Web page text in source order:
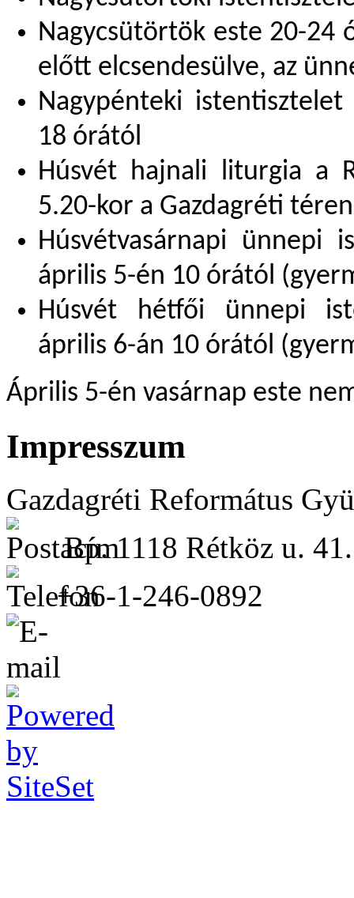
Nagycsütörtök este 20-24
előtt elcsendesülve, az
Nagypénteki istentisztelet
18 órától
Húsvét hajnali liturgia a
5.20-kor a Gazdagréti
Húsvétvasárnapi ünnepi
április 5-én 10 órától
Húsvét hétfői ünnepi
április 6-án 10 órától
Április 5-én vasárnap este
Impresszum
Gazdagréti Református
Bp. 1118 Rétköz u. 41.
+36-1-246-0892